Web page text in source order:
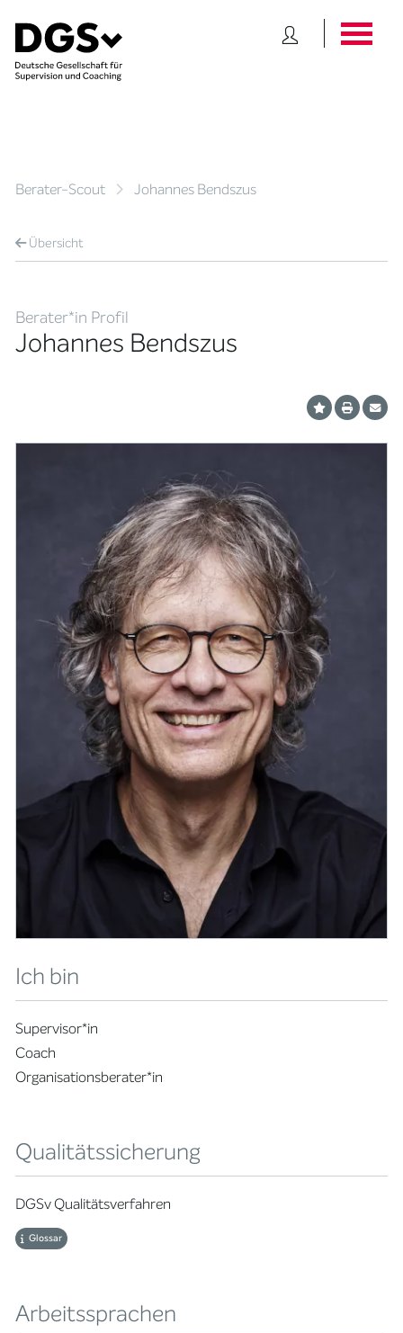
Berater-Scout Johannes Bendszus
Übersicht
Berater*in Profil
Johannes Bendszus
Ich bin
Supervisor*in
Coach
Organisationsberater*in
Qualitätssicherung
DGSv Qualitätsverfahren
Glossar
Arbeitssprachen